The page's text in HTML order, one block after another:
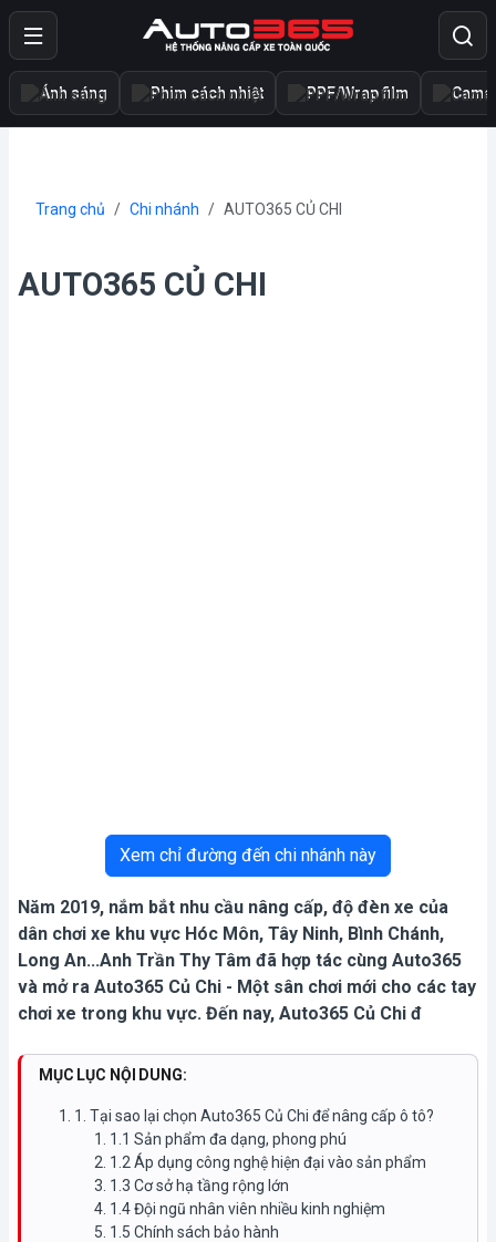
Ánh sáng Phim cách nhiệt PPF/Wrap film
Trang chủ Chi nhánh AUTO365 CỦ CHI
AUTO365 CỦ CHI
Xem chỉ đường đến chi nhánh này
Năm 2019, nắm bắt nhu cầu nâng cấp, độ đèn xe của
dân chơi xe khu vực Hóc Môn, Tây Ninh, Bình Chánh,
Long An...Anh Trần Thy Tâm đã hợp tác cùng Auto365
và mở ra Auto365 Củ Chi - Một sân chơi mới cho các tay
chơi xe trong khu vực. Đến nay, Auto365 Củ Chi đ
MỤC LỤC NỘI DUNG:
1. Tại sao lại chọn Auto365 Củ Chi để nâng cấp ô tô?
1.1 Sản phẩm đa dạng, phong phú
1.2 Áp dụng công nghệ hiện đại vào sản phẩm
1.3 Cơ sở hạ tầng rộng lớn
1.4 Đội ngũ nhân viên nhiều kinh nghiệm
1.5 Chính sách bảo hành